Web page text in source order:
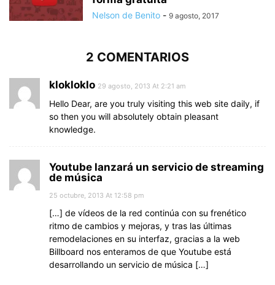
Nelson de Benito - 9 agosto, 2017
2 COMENTARIOS
klokloklo 29 agosto, 2013 At 2:21 am
Hello Dear, are you truly visiting this web site daily, if
so then you will absolutely obtain pleasant
knowledge.
Youtube lanzará un servicio de streaming
de música
25 octubre, 2013 At 12:58 pm
[…] de vídeos de la red continúa con su frenético
ritmo de cambios y mejoras, y tras las últimas
remodelaciones en su interfaz, gracias a la web
Billboard nos enteramos de que Youtube está
desarrollando un servicio de música […]